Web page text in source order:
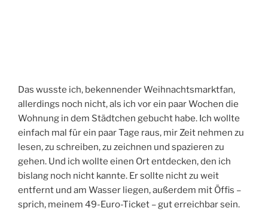
Das wusste ich, bekennender Weihnachtsmarktfan,
allerdings noch nicht, als ich vor ein paar Wochen die
Wohnung in dem Städtchen gebucht habe. Ich wollte
einfach mal für ein paar Tage raus, mir Zeit nehmen zu
lesen, zu schreiben, zu zeichnen und spazieren zu
gehen. Und ich wollte einen Ort entdecken, den ich
bislang noch nicht kannte. Er sollte nicht zu weit
entfernt und am Wasser liegen, außerdem mit Öffis –
sprich, meinem 49-Euro-Ticket – gut erreichbar sein.